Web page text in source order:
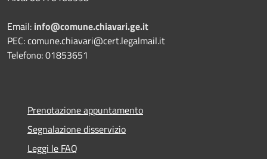
Email: info@comune.chiavari.ge.it
PEC: comune.chiavari@cert.legalmail.it
Telefono: 01853651
Prenotazione appuntamento
Segnalazione disservizio
Leggi le FAQ